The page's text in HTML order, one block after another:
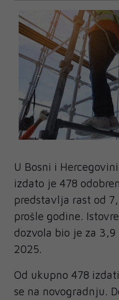
U Bosni i
izdato je 478
predstavlja rast od
prošle godine.
dozvola bio je za
2025.
Od ukupno 478
se na novogradnju.